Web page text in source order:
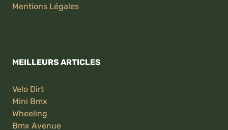
Mentions Légales
MEILLEURS ARTICLES
Velo Dirt
Mini Bmx
Wheeling
Bmx Avenue